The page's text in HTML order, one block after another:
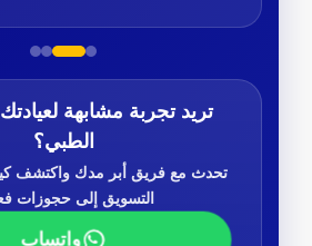
تريد تجربة مشابهة
الطبي؟
تحدث مع فريق أبر مدك واكتشف
التسويق إلى حجوزات
واتساب